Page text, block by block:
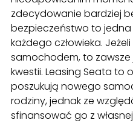
zdecydowanie bardziej
bezpieczeństwo to
każdego człowieka.
samochodem, to
kwestii. Leasing Seata to
poszukują nowego
rodziny, jednak ze
sfinansować go z własnej